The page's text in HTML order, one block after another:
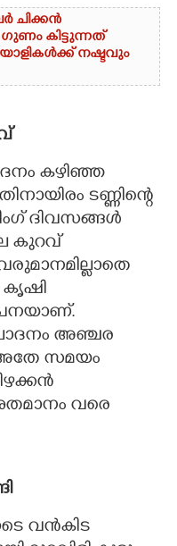
ചിക്കൻ
ഗുണം കിട്ടുന്നത്
നഷ്ടവും
കഴിഞ്ഞ
ടണ്ണിന്റെ
ദിവസങ്ങൾ
കുറവ്
കൃഷി
അഞ്ചര
അതേ സമയം
വരെ
വൻകിട